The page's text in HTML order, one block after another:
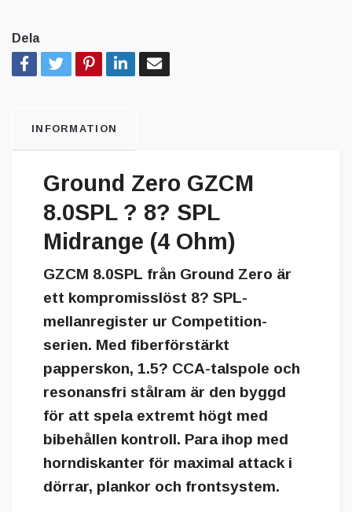
Dela
INFORMATION
Ground Zero GZCM
8.0SPL ? 8? SPL
Midrange (4 Ohm)
GZCM 8.0SPL från Ground Zero är
ett kompromisslöst 8? SPL-
mellanregister ur Competition-
serien. Med fiberförstärkt
papperskon, 1.5? CCA-talspole och
resonansfri stålram är den byggd
för att spela extremt högt med
bibehållen kontroll. Para ihop med
horndiskanter för maximal attack i
dörrar, plankor och frontsystem.